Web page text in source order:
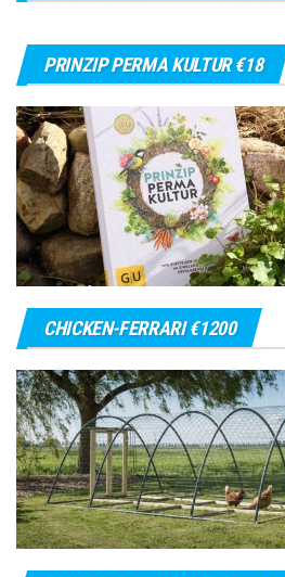
PRINZIP PERMA KULTUR €18
CHICKEN-FERRARI €1200